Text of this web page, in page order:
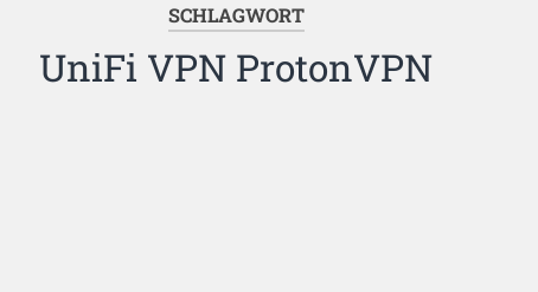
SCHLAGWORT
UniFi VPN ProtonVPN